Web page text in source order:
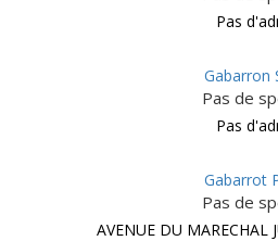
Pas
Gabarron
Pas de
Pas
Gabarrot
Pas de
AVENUE DU MARECHAL